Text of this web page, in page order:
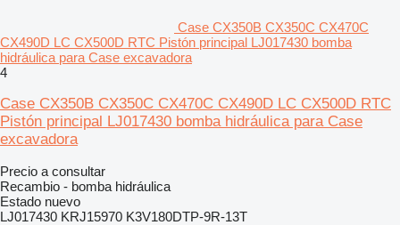
Case CX350B CX350C CX470C
CX490D LC CX500D RTC Pistón principal LJ017430 bomba
hidráulica para Case excavadora
4
Case CX350B CX350C CX470C CX490D LC CX500D RTC
Pistón principal LJ017430 bomba hidráulica para Case
excavadora
Precio a consultar
Recambio - bomba hidráulica
Estado nuevo
LJ017430 KRJ15970 K3V180DTP-9R-13T